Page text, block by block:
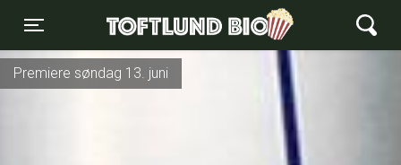
Toggle navigation
Toftlund Biograf
Premiere søndag 13. juni